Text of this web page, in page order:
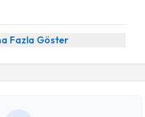
Fazla Göster
almanız için bir takvim